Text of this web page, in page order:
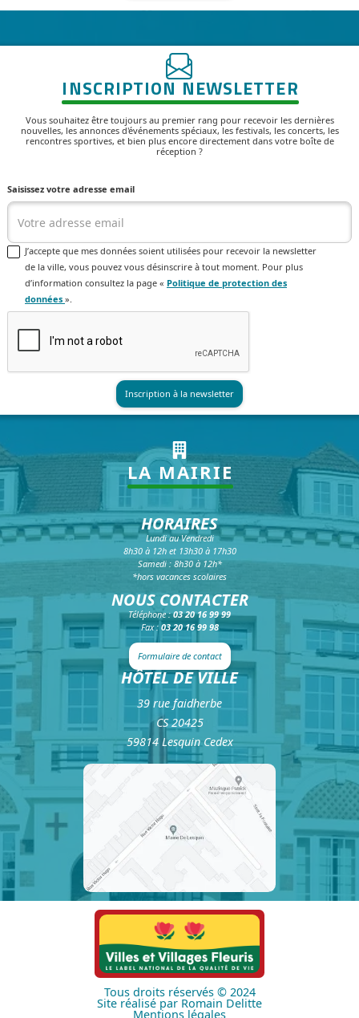
INSCRIPTION NEWSLETTER
Vous souhaitez être toujours au premier rang pour recevoir les dernières
nouvelles, les annonces d'événements spéciaux, les festivals, les concerts, les
rencontres sportives, et bien plus encore directement dans votre boîte de
réception ?
Saisissez votre adresse email
J’accepte que mes données soient utilisées pour recevoir la newsletter
de la ville, vous pouvez vous désinscrire à tout moment. Pour plus
d’information consultez la page « Politique de protection des
données ».
LA MAIRIE
HORAIRES
Lundi au Vendredi
8h30 à 12h et 13h30 à 17h30
Samedi : 8h30 à 12h*
*hors vacances scolaires
NOUS CONTACTER
Téléphone :03 20 16 99 99
Fax : 03 20 16 99 98
Formulaire de contact
HÔTEL DE VILLE
39 rue faidherbe
CS 20425
59814 Lesquin Cedex
Mentions légales
Site réalisé par Romain Delitte
Tous droits réservés © 2024